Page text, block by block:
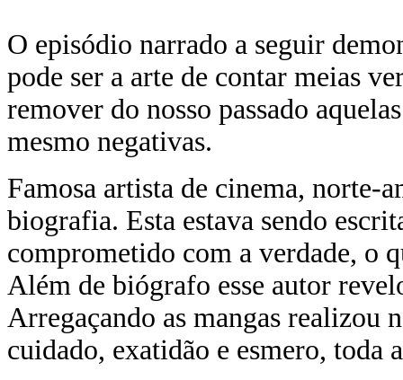
O episódio narrado a seguir
pode ser a arte de contar meias
remover do nosso passado
mesmo negativas.
Famosa artista de cinema, norte-
biografia. Esta estava sendo
comprometido com a verdade, o
Além de biógrafo esse autor
Arregaçando as mangas realizou
cuidado, exatidão e esmero, toda